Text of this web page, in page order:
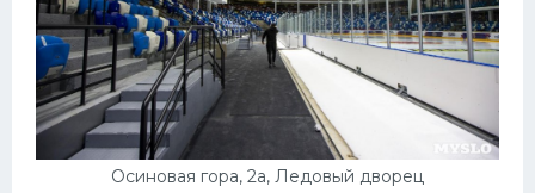
Осиновая гора, 2а, Ледовый дворец